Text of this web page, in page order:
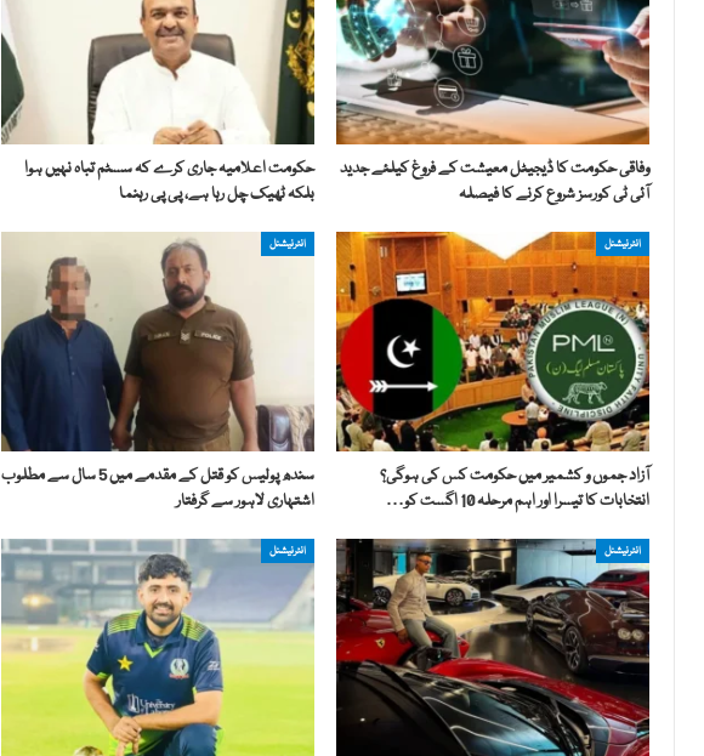
وفاقی حکومت کا ڈیجیٹل معیشت کے فروغ کیلئے جدید
آئی ٹی کورسز شروع کرنے کا فیصلہ
حکومت اعلامیہ جاری کرے کہ سسٹم تباہ نہیں ہوا
بلکہ ٹھیک چل رہا ہے، پی پی رہنما
انٹرنیشنل
آزاد جموں و کشمیر میں حکومت کس کی ہوگی؟
انتخابات کا تیسرا اور اہم مرحلہ 10 اگست کو…
انٹرنیشنل
سندھ پولیس کو قتل کے مقدمے میں 5 سال سے مطلوب
اشتہاری لاہور سے گرفتار
انٹرنیشنل انٹرنیشنل